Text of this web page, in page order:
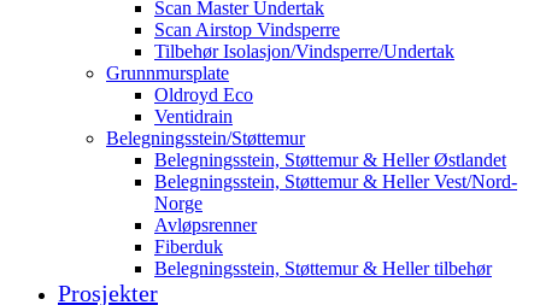
Scan Master Undertak
Scan Airstop Vindsperre
Tilbehør Isolasjon/Vindsperre/Undertak
Grunnmursplate
Oldroyd Eco
Ventidrain
Belegningsstein/Støttemur
Belegningsstein, Støttemur & Heller Østlandet
Belegningsstein, Støttemur & Heller Vest/Nord-
Norge
Avløpsrenner
Fiberduk
Belegningsstein, Støttemur & Heller tilbehør
Prosjekter